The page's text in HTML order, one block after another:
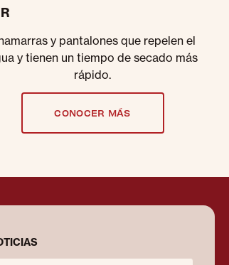
y pantalones que repelen el
y tienen un tiempo de secado más
rápido.
CONOCER MÁS